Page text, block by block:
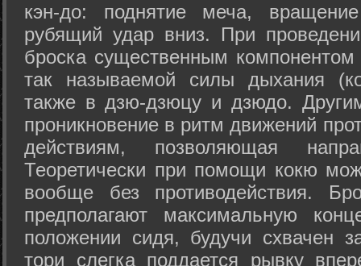
кэн-до: поднятие меча,
рубящий удар вниз. При
броска существенным компонентом
так называемой силы дыхания
также в дзю-дзюцу и дзюдо.
проникновение в ритм движений
действиям, позволяющая
Теоретически при помощи кокю
вообще без противодействия.
предполагают максимальную
положении сидя, будучи схвачен
тори слегка поддается рывку